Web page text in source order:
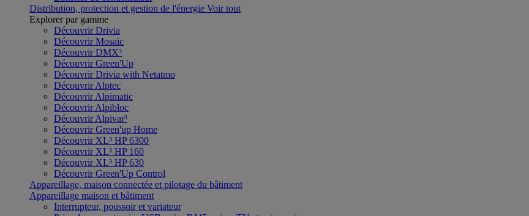
Distribution, protection et gestion de l'énergie Voir tout
Explorer par gamme
Découvrir Drivia
Découvrir Mosaic
Découvrir DMX³
Découvrir Green'Up
Découvrir Drivia with Netatmo
Découvrir Alptec
Découvrir Alpimatic
Découvrir Alpibloc
Découvrir Alpivar³
Découvrir Green'up Home
Découvrir XL³ HP 6300
Découvrir XL³ HP 160
Découvrir XL³ HP 630
Découvrir Green'Up Control
Appareillage, maison connectée et pilotage du bâtiment
Appareillage maison et bâtiment
Interrupteur, poussoir et variateur